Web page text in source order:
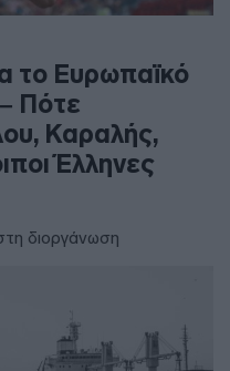
το Ευρωπαϊκό
Πότε
Καραλής,
Έλληνες
διοργάνωση